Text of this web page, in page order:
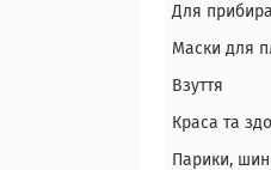
Для
Маски для
Взуття
Краса та
Парики,